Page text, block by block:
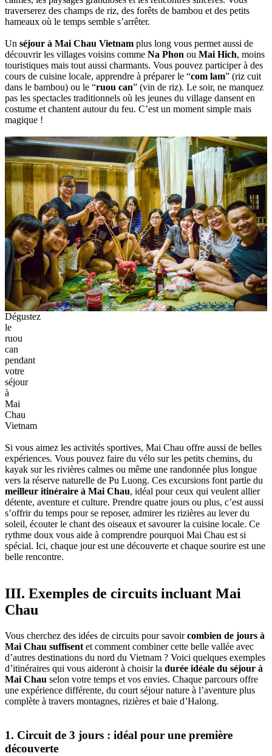
traverserez des champs de‎ riz, des forêts‎ de bambou et des petits‎
hameaux où le‎ temps semble s’arrêter.
Un séjour à‎ Mai Chau Vietnam‎ plus long vous‎ permet aussi‎ de
découvrir les villages voisins comme‎ Na Phon ou Mai‎ Hich, moins‎
touristiques mais‎ tout aussi charmants. Vous pouvez participer à des
cours de cuisine‎ locale, apprendre à préparer le “com lam” (riz cuit
dans le bambou) ou le “ruou can” (vin de riz). Le‎ soir, ne manquez
pas les spectacles traditionnels où les jeunes du village dansent en
costume et chantent autour du feu. C’est un moment simple mais
magique !
Dégustez
le
ruou
can
pendant
votre
séjour
à
Mai
Chau
Vietnam
Si vous aimez les activités sportives, Mai Chau offre aussi de belles
expériences. Vous pouvez faire du vélo sur les petits chemins, du
kayak sur les rivières calmes ou même une randonnée plus longue
vers la réserve naturelle de Pu Luong. Ces excursions font partie du
meilleur itinéraire à Mai Chau, idéal pour ceux qui veulent allier
détente, aventure et culture. Prendre quatre jours ou plus, c’est aussi
s’offrir du temps pour se reposer, admirer les rizières au lever du
soleil, écouter le chant des oiseaux et savourer la cuisine locale. Ce
rythme doux vous aide à comprendre pourquoi Mai Chau est si
spécial. Ici, chaque jour est une découverte et chaque sourire est une
belle rencontre.
III. Exemples de circuits incluant Mai
Chau
Vous cherchez des idées de circuits pour savoircombien de jours à
Mai Chau suffisent et comment combiner cette belle vallée avec
d’autres destinations du nord du Vietnam ? Voici quelques exemples
d’itinéraires qui vous aideront à choisir la durée idéale du séjour à
Mai‎ Chau selon votre temps et vos envies. Chaque parcours offre
une expérience‎ différente, du court séjour nature à l’aventure plus
complète‎ à travers‎ montagnes, rizières et baie‎ d’Halong.
1. Circuit‎ de 3 jours :‎ idéal pour une première‎
découverte